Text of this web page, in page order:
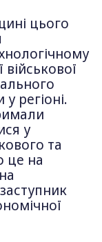
цього
регіоні.
у
та
це на